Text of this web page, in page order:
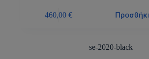
460,00 €